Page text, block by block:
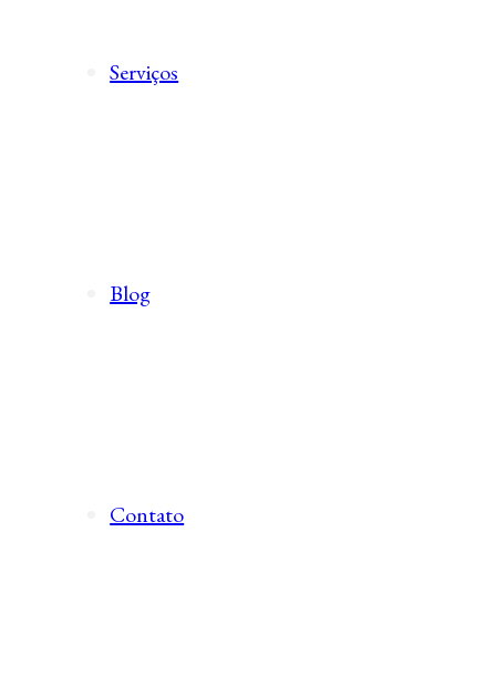
Serviços
Blog
Contato